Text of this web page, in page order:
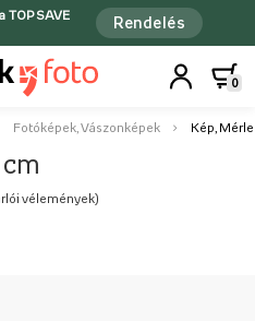
TOPSAVE
Rendelés
0
Fotóképek, Vászonképek Kép,
vélemények)